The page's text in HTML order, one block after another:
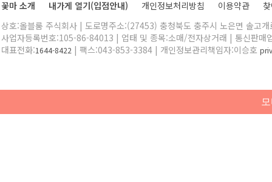
꽃마 소개 내가게 열기(입점안내) 개인정보처리방침 이용약관
상호:올블룸 주식회사 | 도로명주소:(27453) 충청북도 충주시 노은면 솔고
사업자등록번호:105-86-84013 | 업태 및 종목:소매/전자상거래 | 통신판매
대표전화:1644-8422 | 팩스:043-853-3384 | 개인정보관리책임자:이승호